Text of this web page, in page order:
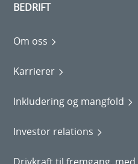
BEDRIFT
Om oss
Karrierer
Inkludering og mangfold
Investor relations